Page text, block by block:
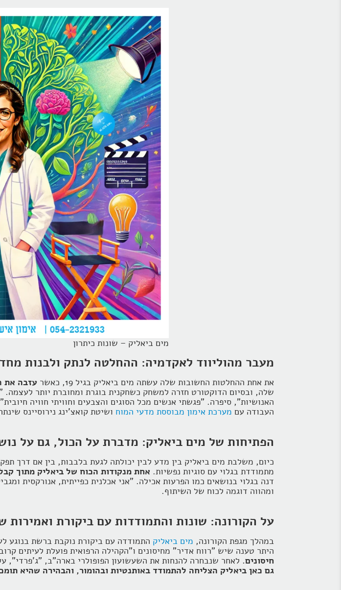
מים ביאליק – שונות כיתרון
מעבר מהוליווד לאקדמיה: ההחלטה לנתק ולבנות
את אחת ההחלטות החשובות שלה עשתה מים ביאליק בגיל 19, כאשר עזבה את
שלה, ובסיום הדוקטורט חזרה למשחק כשחקנית בוגרת ומחוברת יותר לעצמה.
האנושיות", סיפרה. "פגשתי אנשים מכל הסוגים והצבעים וחוויתי חוויה
העבודה עם מערכת אימון מבוססת מדעי המוח ושיטת קואצ'ינג נירוסיינס
הפתיחות של מים ביאליק: מדברת על הכול, גם על
כיום, משלבת מים ביאליק בין מדע לבין יכולתה לגעת בלבבות, בין אם דרך
מתמודדת בגלוי עם סוגיות נפשיות. אחת מנקודות הכוח של ביאליק מתוך
דנה בגלוי בנושאים כמו הפרעות אכילה. "אני אכלנית כפייתית, אנורקסית
ומהווה דוגמה לכוח של השיתוף.
על הקורונה: שונות והתמודדות עם ביקורת ואמירות
במהלך מגפת הקורונה, מים ביאליק התמודדה עם ביקורת נוקבת ברשת בנוגע
היתר טענה שיש "רווח אדיר" מחיסונים ו"הקהילה הרפואית פועלת לעיתים
חיסונים. לאחר שנבחרה להנחות את השעשועון הפופולרי בארה"ב, "ג'פרדי",
גם כאן ביאליק הצליחה להתמודד באותנטיות ובהומור, והבהירה שהיא